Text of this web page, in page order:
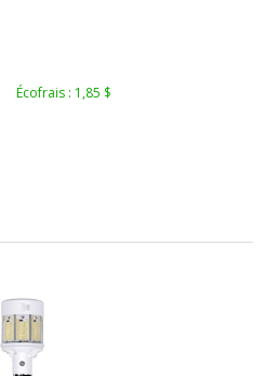
Écofrais : 1,85 $